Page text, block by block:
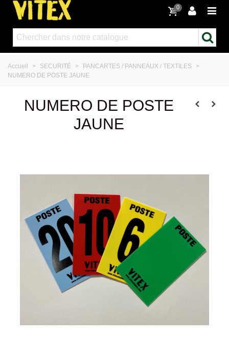
0
Accueil > SECURITÉ > PANCARTES / PANNEAUX / TEXTILES
>
NUMERO DE POSTE JAUNE
NUMERO DE POSTE
JAUNE